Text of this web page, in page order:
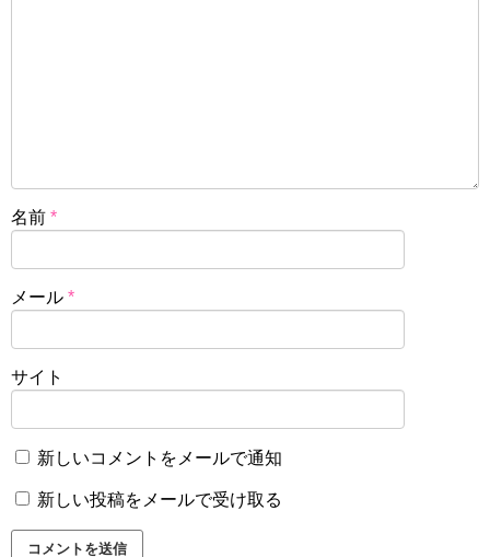
名前 *
メール *
サイト
新しいコメントをメールで通知
新しい投稿をメールで受け取る